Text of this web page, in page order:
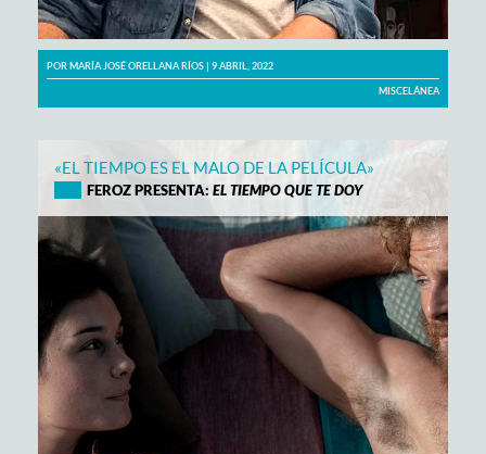
PORMARÍA JOSÉ ORELLANA RÍOS | 9 ABRIL, 2022
MISCELÁNEA
«EL TIEMPO ES EL MALO DE LA PELÍCULA»
FEROZ PRESENTA: EL TIEMPO QUE TE DOY